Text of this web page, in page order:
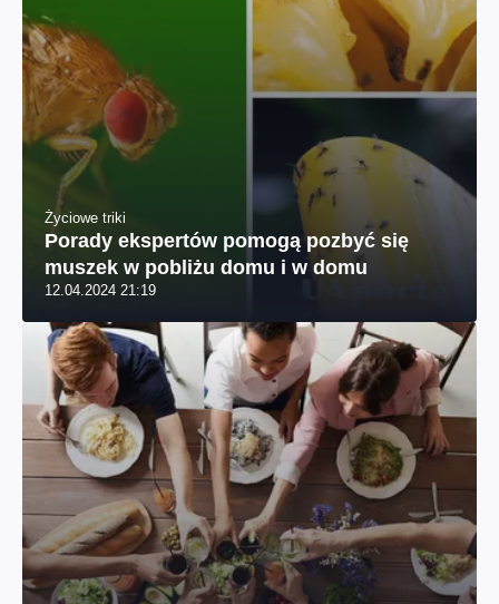
Życiowe triki
Porady ekspertów pomogą pozbyć się
muszek w pobliżu domu i w domu
12.04.2024 21:19